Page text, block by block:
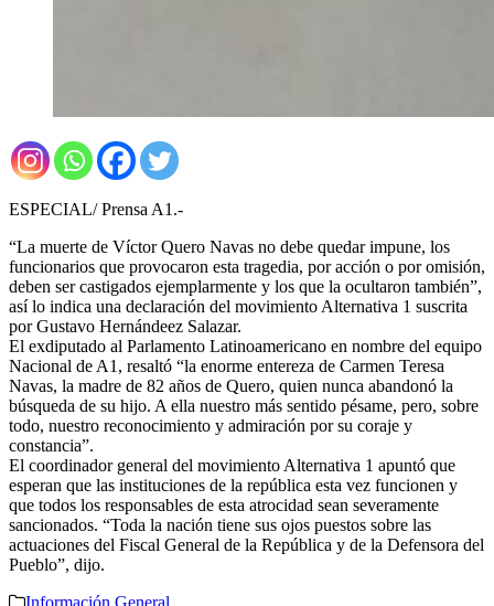
ESPECIAL/ Prensa A1.-
“La muerte de Víctor Quero Navas no debe quedar impune, los
funcionarios que provocaron esta tragedia, por acción o por omisión,
deben ser castigados ejemplarmente y los que la ocultaron también”,
así lo indica una declaración del movimiento Alternativa 1 suscrita
por Gustavo Hernándeez Salazar.
El exdiputado al Parlamento Latinoamericano en nombre del equipo
Nacional de A1, resaltó “la enorme entereza de Carmen Teresa
Navas, la madre de 82 años de Quero, quien nunca abandonó la
búsqueda de su hijo. A ella nuestro más sentido pésame, pero, sobre
todo, nuestro reconocimiento y admiración por su coraje y
constancia”.
El coordinador general del movimiento Alternativa 1 apuntó que
esperan que las instituciones de la república esta vez funcionen y
que todos los responsables de esta atrocidad sean severamente
sancionados. “Toda la nación tiene sus ojos puestos sobre las
actuaciones del Fiscal General de la República y de la Defensora del
Pueblo”, dijo.
Información General